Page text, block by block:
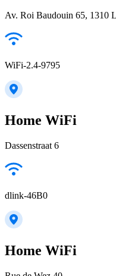
Av. Roi Baudouin 65, 1310
WiFi-2.4-9795
Home WiFi
Dassenstraat 6
dlink-46B0
Home WiFi